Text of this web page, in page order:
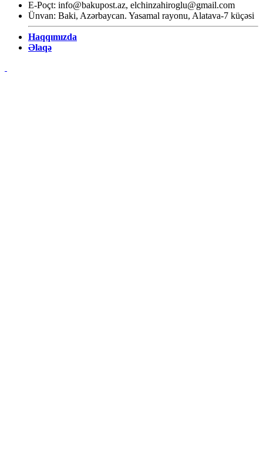
E-Poçt: info@bakupost.az, elchinzahiroglu@gmail.com
Ünvan: Baki, Azərbaycan. Yasamal rayonu, Alatava-7 küçəsi
Haqqımızda
Əlaqə